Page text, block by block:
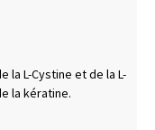
la L-Cystine et de la L-
la kératine.